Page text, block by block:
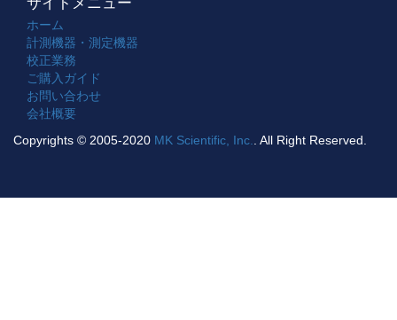
ホーム
計測機器・測定機器
校正業務
ご購入ガイド
お問い合わせ
会社概要
Copyrights © 2005-2020 MK Scientific, Inc. . All Right Reserved.